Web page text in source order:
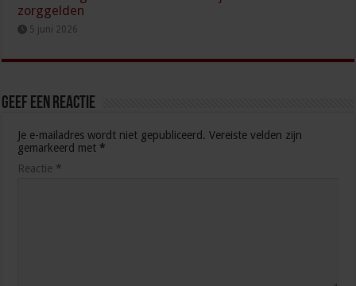
zorggelden
5 juni 2026
Geef een reactie
Je e-mailadres wordt niet gepubliceerd. Vereiste velden zijn
gemarkeerd met *
Reactie *